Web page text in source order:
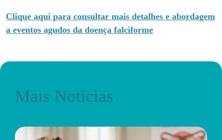
Clique aqui para consultar mais detalhes e abordagem
a eventos agudos da doença falciforme
Mais Notícias